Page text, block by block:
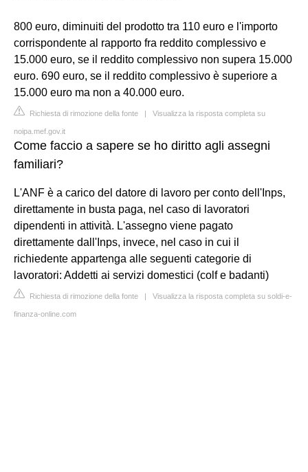
800 euro, diminuiti del prodotto tra 110 euro e l'importo
corrispondente al rapporto fra reddito complessivo e
15.000 euro, se il reddito complessivo non supera 15.000
euro. 690 euro, se il reddito complessivo è superiore a
15.000 euro ma non a 40.000 euro.
Richiesta di rimozione della fonte | Visualizza la risposta completa su
noipa.mef.gov.it
Come faccio a sapere se ho diritto agli assegni
familiari?
L'ANF è a carico del datore di lavoro per conto dell'Inps,
direttamente in busta paga, nel caso di lavoratori
dipendenti in attività. L'assegno viene pagato
direttamente dall'Inps, invece, nel caso in cui il
richiedente appartenga alle seguenti categorie di
lavoratori: Addetti ai servizi domestici (colf e badanti)
Richiesta di rimozione della fonte | Visualizza la risposta completa su soldi-e-
finanza-online.com